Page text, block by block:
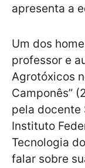
apresenta a
Um dos
professor e
Agrotóxicos
Camponês”
pela docente
Instituto
Tecnologia
falar sobre